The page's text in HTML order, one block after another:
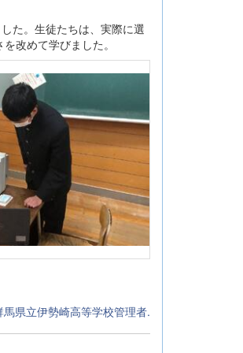
た。生徒たちは、実際に選
改めて学びました。
馬県立伊勢崎高等学校管理者.